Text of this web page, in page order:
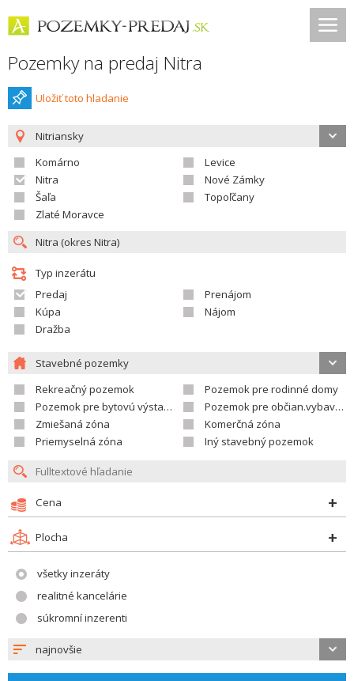
Pozemky na predaj Nitra
Uložiť toto hladanie
Nitriansky
Komárno
Levice
Nitra
Nové Zámky
Šaľa
Topoľčany
Zlaté Moravce
Typ inzerátu
Predaj
Prenájom
Kúpa
Nájom
Dražba
Stavebné pozemky
Rekreačný pozemok
Pozemok pre rodinné domy
Pozemok pre bytovú výstavbu
Pozemok pre občian.vybavenosť
Zmiešaná zóna
Komerčná zóna
Priemyselná zóna
Iný stavebný pozemok
Cena
Plocha
všetky inzeráty
realitné kancelárie
súkromní inzerenti
najnovšie